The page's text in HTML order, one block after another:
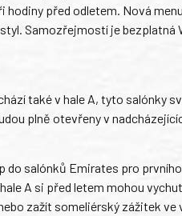
před odletem. Nová
Samozřejmostí je bezplatná
také v hale A, tyto salónky
plně otevřeny v
do salónků Emirates pro
A si před letem mohou
zažít someliérský zážitek ve